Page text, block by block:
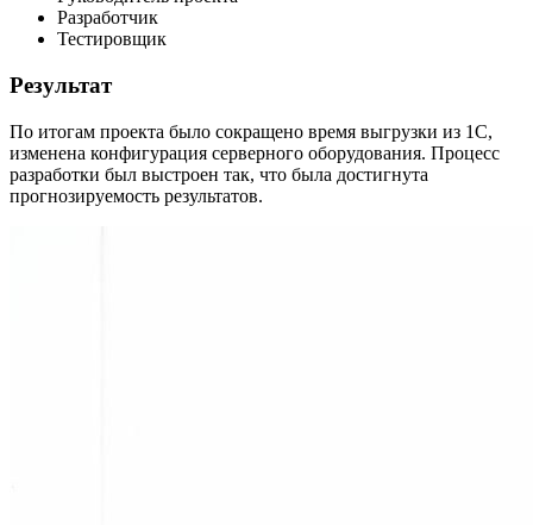
Разработчик
Тестировщик
Результат
По итогам проекта было сокращено время выгрузки из 1С,
изменена конфигурация серверного оборудования. Процесс
разработки был выстроен так, что была достигнута
прогнозируемость результатов.